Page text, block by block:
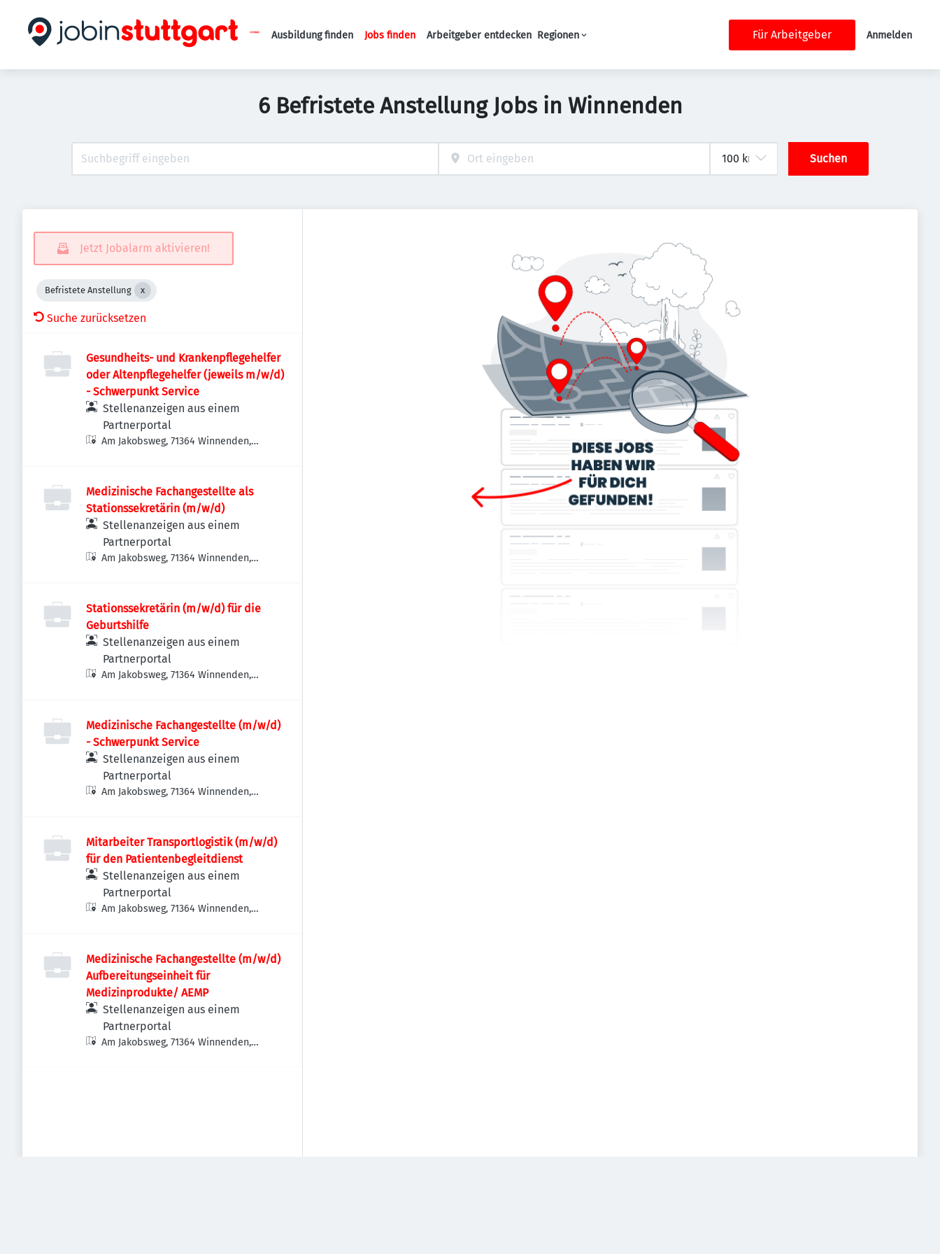
Haupt-Navigation
Ausbildung finden Jobs finden Arbeitgeber entdecken Regionen Für Arbeitgeber Anmelden
6 Befristete Anstellung Jobs in Winnenden
Suchen
Jetzt Jobalarm aktivieren!
Befristete Anstellung
Suche zurücksetzen
Gesundheits- und Krankenpflegehelfer
oder Altenpflegehelfer (jeweils m/w/d)
- Schwerpunkt Service
Stellenanzeigen aus einem
Partnerportal
Am Jakobsweg, 71364 Winnenden,
Medizinische Fachangestellte als
Stationssekretärin (m/w/d)
Stellenanzeigen aus einem
Partnerportal
Am Jakobsweg, 71364 Winnenden,
Stationssekretärin (m/w/d) für die
Geburtshilfe
Stellenanzeigen aus einem
Partnerportal
Am Jakobsweg, 71364 Winnenden,
Medizinische Fachangestellte (m/w/d)
- Schwerpunkt Service
Stellenanzeigen aus einem
Partnerportal
Am Jakobsweg, 71364 Winnenden,
Mitarbeiter Transportlogistik (m/w/d)
für den Patientenbegleitdienst
Stellenanzeigen aus einem
Partnerportal
Am Jakobsweg, 71364 Winnenden,
Medizinische Fachangestellte (m/w/d)
Aufbereitungseinheit für
Medizinprodukte/ AEMP
Stellenanzeigen aus einem
Partnerportal
Am Jakobsweg, 71364 Winnenden,